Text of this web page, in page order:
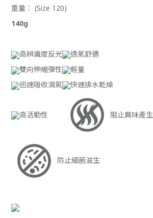
重量： (Size 120)
140g
高辨識度反光
透氣舒適
雙向伸縮彈性
輕量
迅速吸收濕氣
快速排水乾燥
高活動性 阻止異味產生
防止細菌滋生